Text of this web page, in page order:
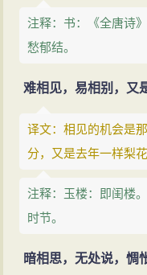
注释：书：《全唐诗
愁郁结。
难相见，易相别，又
译文：相见的机会是
分，又是去年一样梨
注释：玉楼：即闺楼
时节。
暗相思，无处说，惆